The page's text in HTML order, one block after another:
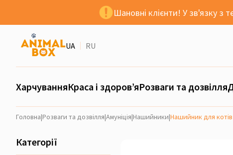
Шановні клієнти! У зв'язку з
UA RU
ХарчуванняКраса і здоров’яРозваги та дозвілля
Головна|Розваги та дозвілля|Амуніція|Нашийники|Нашийник для
Категорії